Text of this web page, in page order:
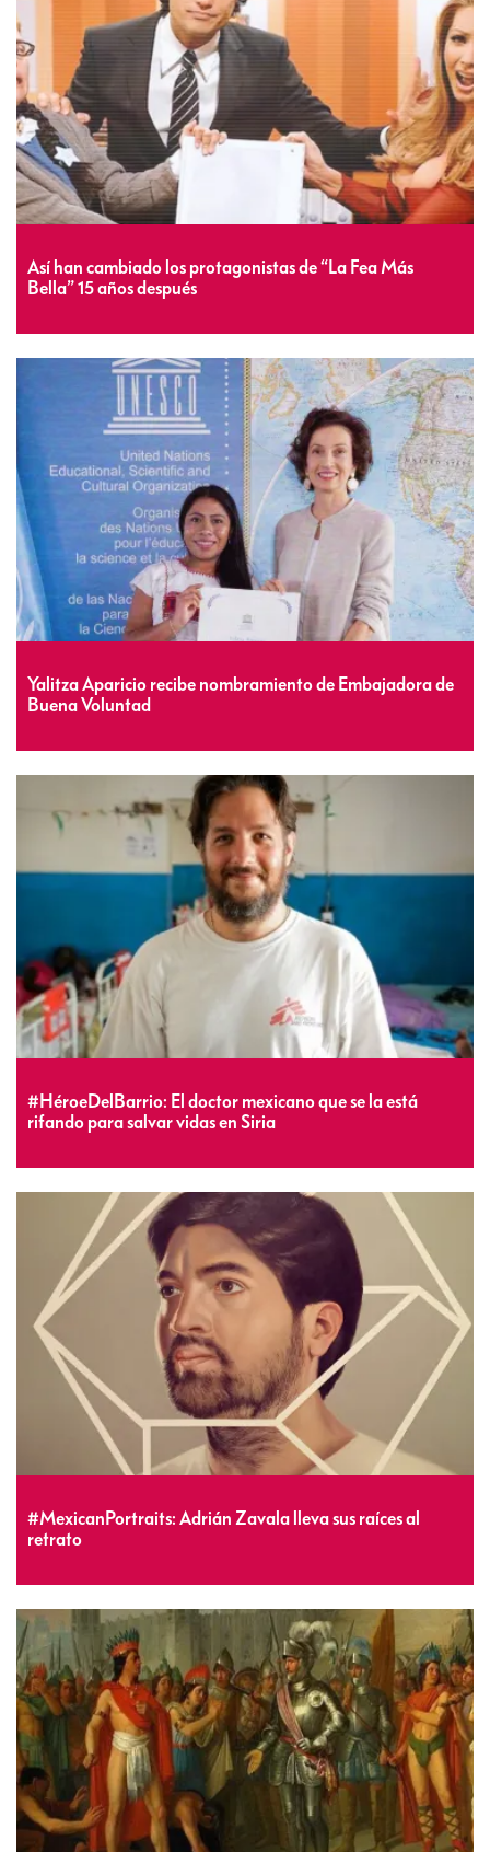
Así han cambiado los protagonistas de “La Fea Más
Bella” 15 años después
Yalitza Aparicio recibe nombramiento de Embajadora de
Buena Voluntad
#HéroeDelBarrio: El doctor mexicano que se la está
rifando para salvar vidas en Siria
#MexicanPortraits: Adrián Zavala lleva sus raíces al
retrato